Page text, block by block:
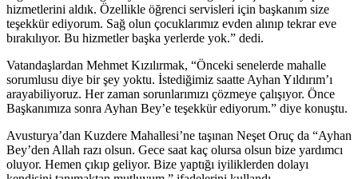
hizmetlerini aldık. Özellikle öğrenci servisleri için başkanım size
teşekkür ediyorum. Sağ olun çocuklarımız evden alınıp tekrar eve
bırakılıyor. Bu hizmetler başka yerlerde yok.” dedi.
Vatandaşlardan Mehmet Kızılırmak, “Önceki senelerde mahalle
sorumlusu diye bir şey yoktu. İstediğimiz saatte Ayhan Yıldırım’ı
arayabiliyoruz. Her zaman sorunlarımızı çözmeye çalışıyor. Önce
Başkanımıza sonra Ayhan Bey’e teşekkür ediyorum.” diye konuştu.
Avusturya’dan Kuzdere Mahallesi’ne taşınan Neşet Oruç da “Ayhan
Bey’den Allah razı olsun. Gece saat kaç olursa olsun bize yardımcı
oluyor. Hemen çıkıp geliyor. Bize yaptığı iyiliklerden dolayı